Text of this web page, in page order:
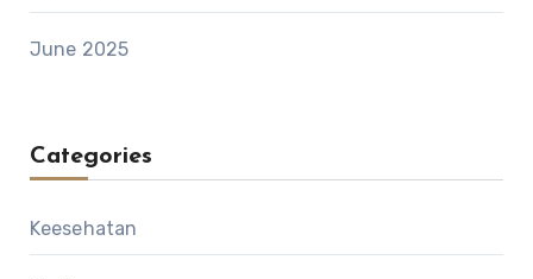
June 2025
Categories
Keesehatan